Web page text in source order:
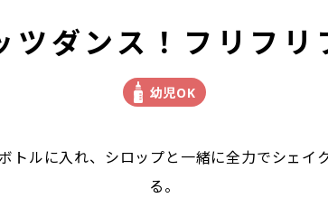
ツダンス！フリフリ
幼児OK
トルに入れ、シロップと一緒に全力でシェイ
る。